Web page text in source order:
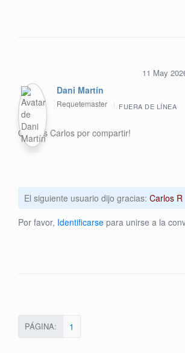
11 May
Dani Martín
Requetemaster FUERA DE LÍNEA
Gracias Carlos por compartir!
El siguiente usuario dijo gracias: Carlos R
Por favor, Identificarse para unirse a la
PÁGINA: 1